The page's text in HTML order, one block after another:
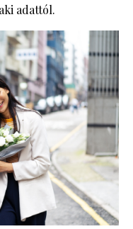
adattól.